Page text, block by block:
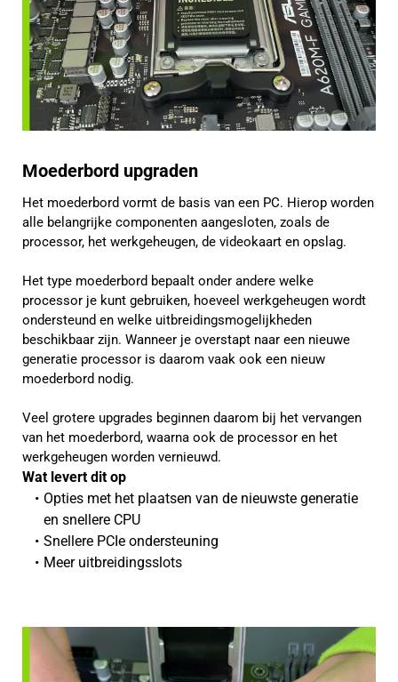
Moederbord upgraden
Het moederbord vormt de basis van een PC. Hierop worden
alle belangrijke componenten aangesloten, zoals de
processor, het werkgeheugen, de videokaart en opslag.
Het type moederbord bepaalt onder andere welke
processor je kunt gebruiken, hoeveel werkgeheugen wordt
ondersteund en welke uitbreidingsmogelijkheden
beschikbaar zijn. Wanneer je overstapt naar een nieuwe
generatie processor is daarom vaak ook een nieuw
moederbord nodig.
Veel grotere upgrades beginnen daarom bij het vervangen
van het moederbord, waarna ook de processor en het
werkgeheugen worden vernieuwd.
Wat levert dit op
Opties met het plaatsen van de nieuwste generatie
en snellere CPU
Snellere PCIe ondersteuning
Meer uitbreidingsslots